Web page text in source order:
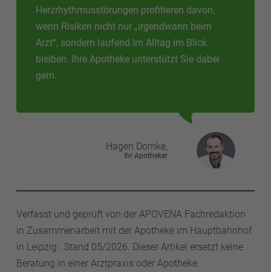
Herzrhythmusstörungen profitieren davon,
wenn Risiken nicht nur „irgendwann beim
Arzt“, sondern laufend im Alltag im Blick
bleiben. Ihre Apotheke unterstützt Sie dabei
gern.
Hagen Domke,
Ihr Apotheker
Verfasst und geprüft von der APOVENA Fachredaktion
in Zusammenarbeit mit der Apotheke im Hauptbahnhof
in Leipzig . Stand 05/2026. Dieser Artikel ersetzt keine
Beratung in einer Arztpraxis oder Apotheke.